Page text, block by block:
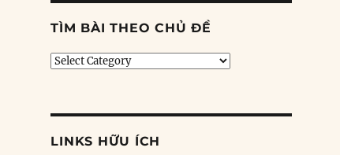
TÌM BÀI THEO CHỦ ĐỀ
Tìm
chủ
LINKS HỮU ÍCH